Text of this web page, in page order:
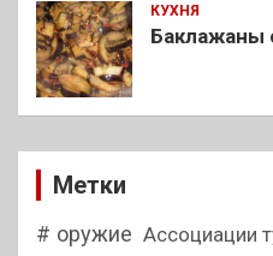
КУХНЯ
Баклажаны
Метки
# оружие Ассоциации